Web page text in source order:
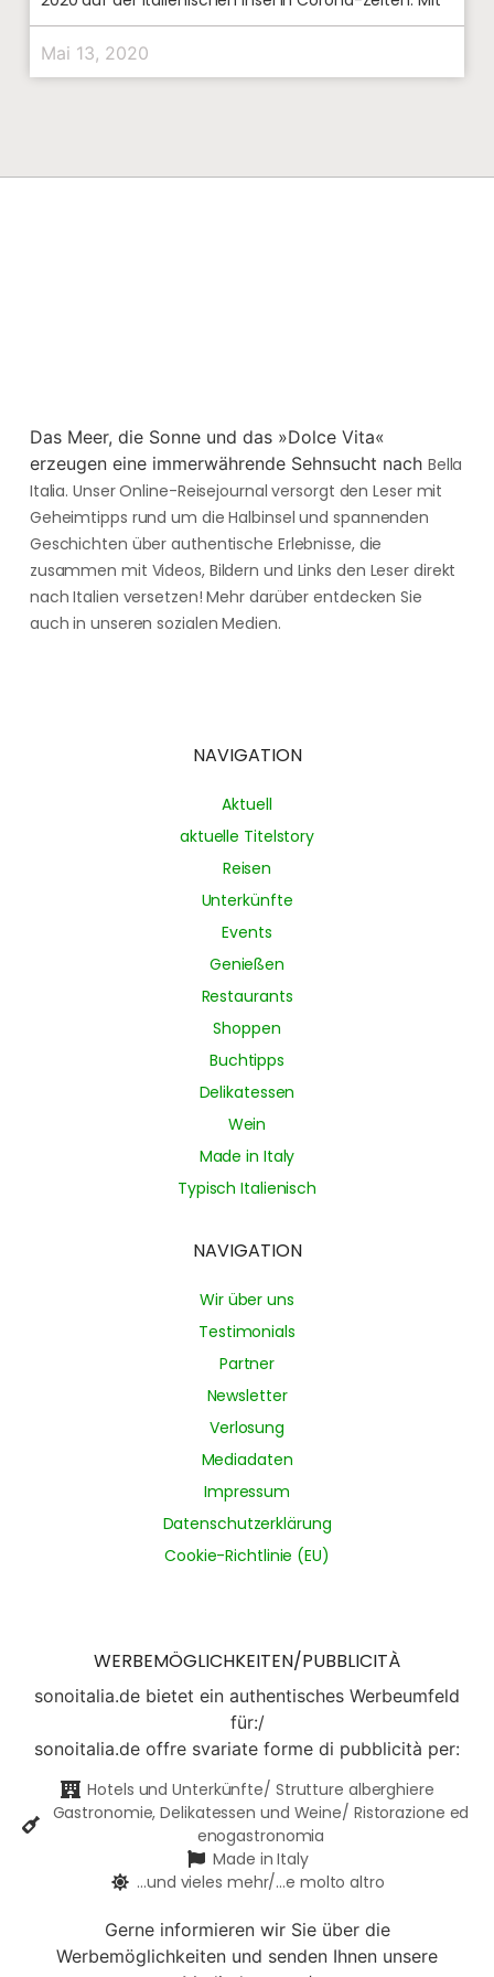
Mai 13, 2020
Das Meer, die Sonne und das »Dolce Vita«
erzeugen eine immerwährende Sehnsucht nach Bella
Italia. Unser Online-Reisejournal versorgt den Leser mit
Geheimtipps rund um die Halbinsel und spannenden
Geschichten über authentische Erlebnisse, die
zusammen mit Videos, Bildern und Links den Leser direkt
nach Italien versetzen! Mehr darüber entdecken Sie
auch in unseren sozialen Medien.
NAVIGATION
Aktuell
aktuelle Titelstory
Reisen
Unterkünfte
Events
Genießen
Restaurants
Shoppen
Buchtipps
Delikatessen
Wein
Made in Italy
Typisch Italienisch
NAVIGATION
Wir über uns
Testimonials
Partner
Newsletter
Verlosung
Mediadaten
Impressum
Datenschutzerklärung
Cookie-Richtlinie (EU)
WERBEMÖGLICHKEITEN/PUBBLICITÀ
sonoitalia.de bietet ein authentisches Werbeumfeld
für:/
sonoitalia.de offre svariate forme di pubblicità per:
Hotels und Unterkünfte/ Strutture alberghiere
Gastronomie, Delikatessen und Weine/ Ristorazione ed
enogastronomia
Made in Italy
...und vieles mehr/...e molto altro
Gerne informieren wir Sie über die
Werbemöglichkeiten und senden Ihnen unsere